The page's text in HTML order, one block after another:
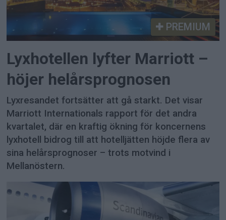
PREMIUM
Lyxhotellen lyfter Marriott –
höjer helårsprognosen
Lyxresandet fortsätter att gå starkt. Det visar
Marriott Internationals rapport för det andra
kvartalet, där en kraftig ökning för koncernens
lyxhotell bidrog till att hotelljätten höjde flera av
sina helårsprognoser – trots motvind i
Mellanöstern.